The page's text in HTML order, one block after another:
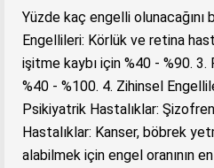
Yüzde kaç engelli olunacağını
Engellileri: Körlük ve retina
işitme kaybı için %40 - %90.
%40 - %100. 4. Zihinsel
Psikiyatrik Hastalıklar:
Hastalıklar: Kanser, böbrek
alabilmek için engel oranının